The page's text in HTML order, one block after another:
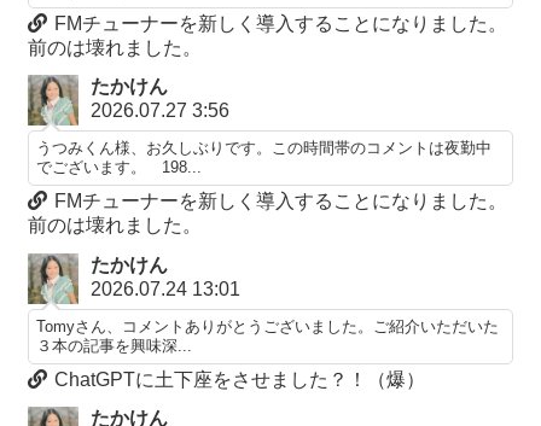
FMチューナーを新しく導入することになりました。
前のは壊れました。
たかけん
2026.07.27 3:56
うつみくん様、お久しぶりです。この時間帯のコメントは夜勤中
でございます。 198...
FMチューナーを新しく導入することになりました。
前のは壊れました。
たかけん
2026.07.24 13:01
Tomyさん、コメントありがとうございました。ご紹介いただいた
３本の記事を興味深...
ChatGPTに土下座をさせました？！（爆）
たかけん